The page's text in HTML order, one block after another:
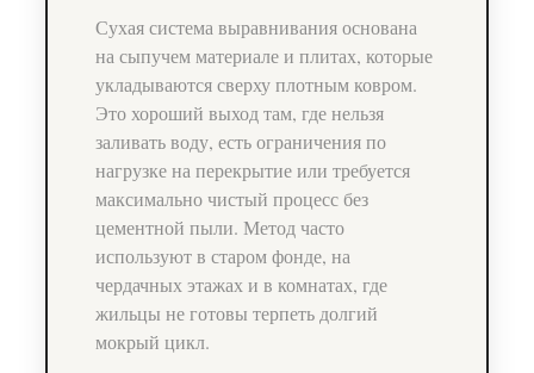
Сухая система выравнивания основана
на сыпучем материале и плитах, которые
укладываются сверху плотным ковром.
Это хороший выход там, где нельзя
заливать воду, есть ограничения по
нагрузке на перекрытие или требуется
максимально чистый процесс без
цементной пыли. Метод часто
используют в старом фонде, на
чердачных этажах и в комнатах, где
жильцы не готовы терпеть долгий
мокрый цикл.